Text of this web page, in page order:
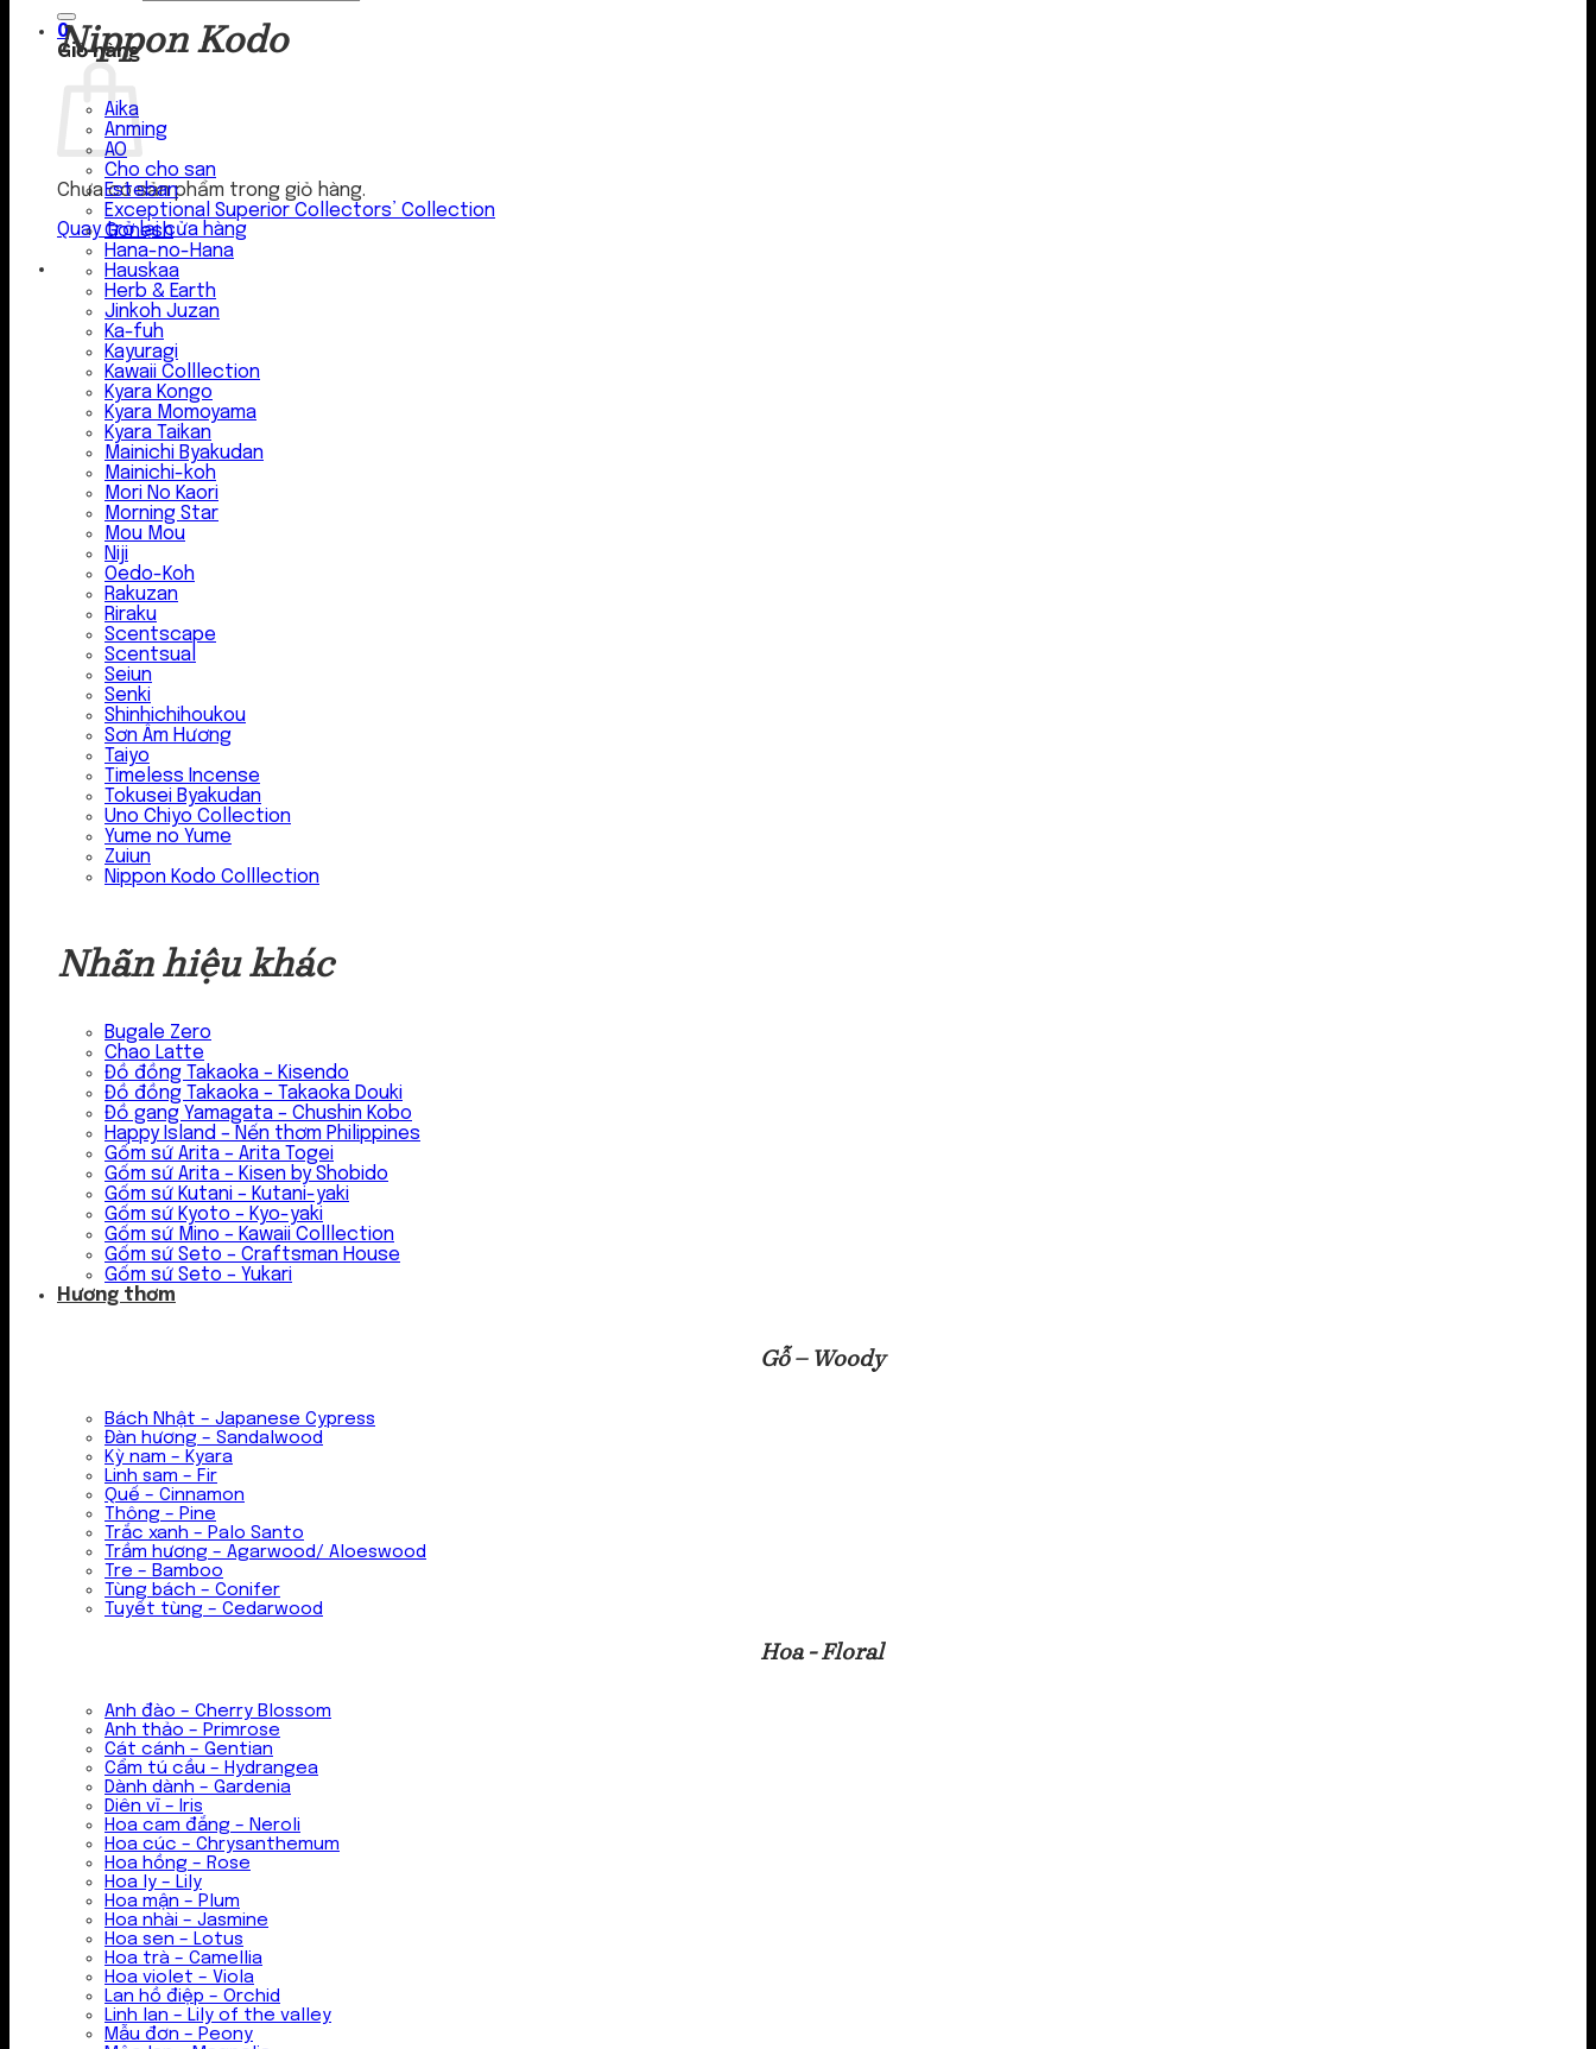
0
Giỏ hàng
Chưa có sản phẩm trong giỏ hàng.
Quay trở lại cửa hàng
Nippon Kodo
Aika
Anming
AO
Cho cho san
Esteban
Exceptional Superior Collectors’ Collection
Gonesh
Hana-no-Hana
Hauskaa
Herb & Earth
Jinkoh Juzan
Ka-fuh
Kayuragi
Kawaii Colllection
Kyara Kongo
Kyara Momoyama
Kyara Taikan
Mainichi Byakudan
Mainichi-koh
Mori No Kaori
Morning Star
Mou Mou
Niji
Oedo-Koh
Rakuzan
Riraku
Scentscape
Scentsual
Seiun
Senki
Shinhichihoukou
Sơn Âm Hương
Taiyo
Timeless Incense
Tokusei Byakudan
Uno Chiyo Collection
Yume no Yume
Zuiun
Nippon Kodo Colllection
Nhãn hiệu khác
Bugale Zero
Chao Latte
Đồ đồng Takaoka – Kisendo
Đồ đồng Takaoka – Takaoka Douki
Đồ gang Yamagata – Chushin Kobo
Happy Island – Nến thơm Philippines
Gốm sứ Arita – Arita Togei
Gốm sứ Arita – Kisen by Shobido
Gốm sứ Kutani – Kutani-yaki
Gốm sứ Kyoto – Kyo-yaki
Gốm sứ Mino – Kawaii Colllection
Gốm sứ Seto – Craftsman House
Gốm sứ Seto – Yukari
Hương thơm
Gỗ – Woody
Bách Nhật – Japanese Cypress
Đàn hương – Sandalwood
Kỳ nam – Kyara
Linh sam – Fir
Quế – Cinnamon
Thông – Pine
Trắc xanh – Palo Santo
Trầm hương – Agarwood/ Aloeswood
Tre – Bamboo
Tùng bách – Conifer
Tuyết tùng – Cedarwood
Hoa - Floral
Anh đào – Cherry Blossom
Anh thảo – Primrose
Cát cánh – Gentian
Cẩm tú cầu – Hydrangea
Dành dành – Gardenia
Diên vĩ – Iris
Hoa cam đắng – Neroli
Hoa cúc – Chrysanthemum
Hoa hồng – Rose
Hoa ly – Lily
Hoa mận – Plum
Hoa nhài – Jasmine
Hoa sen – Lotus
Hoa trà – Camellia
Hoa violet – Viola
Lan hồ điệp – Orchid
Linh lan – Lily of the valley
Mẫu đơn – Peony